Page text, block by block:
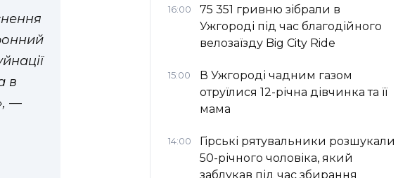
в
—
16:00
75 351 гривню зібрали в
Ужгороді під час благодійного
велозаїзду Big Сity Ride
15:00
В Ужгороді чадним газом
отруїлися 12-річна дівчинка та її
мама
14:00
Гірські рятувальники розшукали
50-річного чоловіка, який
заблукав під час збирання